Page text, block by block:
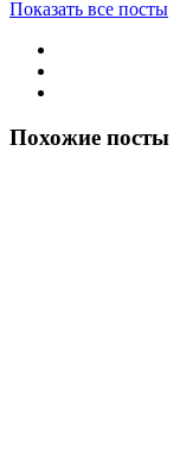
Показать все посты
Похожие посты